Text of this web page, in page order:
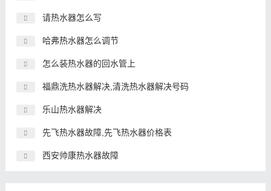
请热水器怎么写
哈弗热水器怎么调节
怎么装热水器的回水管上
福鼎洗热水器解决,清洗热水器解决号码
乐山热水器解决
先飞热水器故障,先飞热水器价格表
西安帅康热水器故障